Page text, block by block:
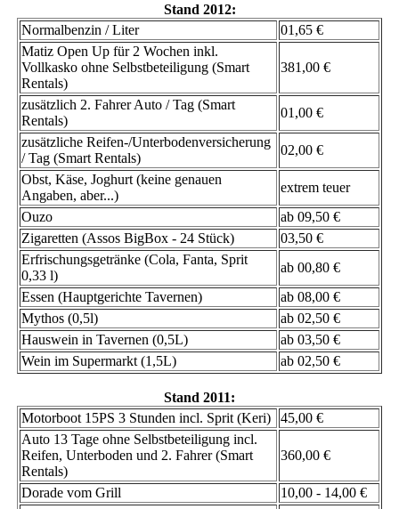
Stand 2012:
Normalbenzin / Liter
01,65 €
Matiz Open Up für 2 Wochen inkl.
Vollkasko ohne Selbstbeteiligung (Smart
Rentals)
381,00 €
zusätzlich 2. Fahrer Auto / Tag (Smart
Rentals)
01,00 €
zusätzliche Reifen-/Unterbodenversicherung
/ Tag (Smart Rentals)
02,00 €
Obst, Käse, Joghurt (keine genauen
Angaben, aber...)
extrem teuer
Ouzo
ab 09,50 €
Zigaretten (Assos BigBox - 24 Stück)
03,50 €
Erfrischungsgetränke (Cola, Fanta, Sprit
0,33 l)
ab 00,80 €
Essen (Hauptgerichte Tavernen)
ab 08,00 €
Mythos (0,5l)
ab 02,50 €
Hauswein in Tavernen (0,5L)
ab 03,50 €
Wein im Supermarkt (1,5L)
ab 02,50 €
Stand 2011:
Motorboot 15PS 3 Stunden incl. Sprit (Keri)
45,00 €
Auto 13 Tage ohne Selbstbeteiligung incl.
Reifen, Unterboden und 2. Fahrer (Smart
Rentals)
360,00 €
Dorade vom Grill
10,00 - 14,00 €